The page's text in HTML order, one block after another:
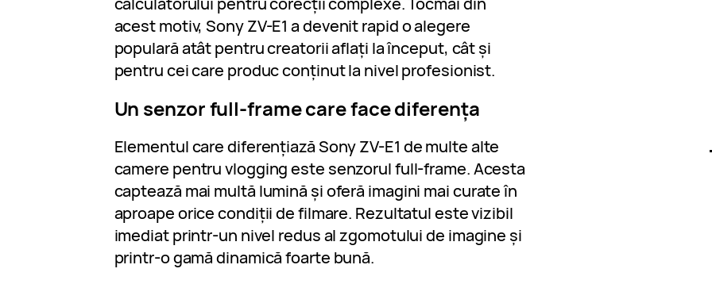
acest motiv, Sony ZV-E1 a devenit rapid o alegere
populară atât pentru creatorii aflați la început, cât și
pentru cei care produc conținut la nivel profesionist.
Un senzor full-frame care face diferența
Elementul care diferențiază Sony ZV-E1 de multe alte
camere pentru vlogging este senzorul full-frame. Acesta
captează mai multă lumină și oferă imagini mai curate în
aproape orice condiții de filmare. Rezultatul este vizibil
imediat printr-un nivel redus al zgomotului de imagine și
printr-o gamă dinamică foarte bună.